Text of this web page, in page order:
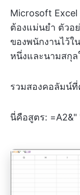
Microsoft
ต้องแม่นยำ ตัวอ
ของพนักงานไว้ใ
หนึ่งและนามสกุล
รวมสองคอลัมน์ที่
นี่คือสูตร: =A2&"